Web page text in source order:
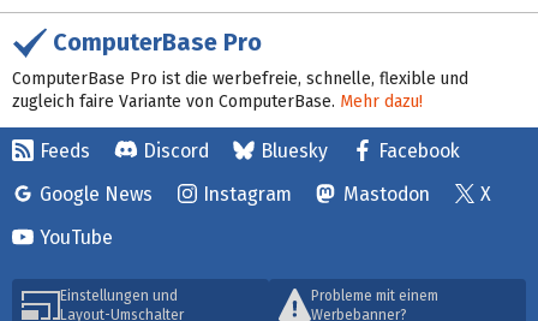
ComputerBase Pro
ComputerBase Pro ist die werbefreie, schnelle, flexible und
zugleich faire Variante von ComputerBase. Mehr dazu!
Feeds Discord Bluesky
Facebook
Google News
Instagram Mastodon
X
YouTube
Einstellungen und
Layout-Umschalter
Probleme mit einem
Werbebanner?